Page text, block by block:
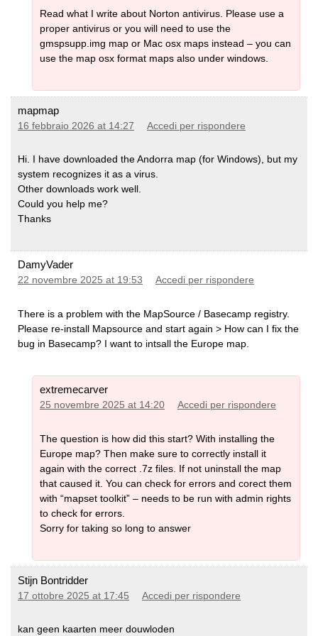
Lingua e Codepage
Default - Lingua locale Unicode. Tutte le etichette / nomi
delle strade sono esattamente come nel tag name di
OSM. Nota per ogni paese che usa il latino - il default sarà
latin1 e le opzioni sotto non sono disponibili. Un'eccezione
è la mappa del continente Sud America che è disponibile
anche l'unica opzione. Per i paesi europei che usano il
latino, se vuoi la versione inglese - puoi usare la mappa
del continente europeo che è disponibile in versione
inglese.
traduzione è disponibile in OSM, viene usata l'etichetta del
nome locale.
di Unicode viene usata la codifica locale. Quindi alcuni
caratteri potrebbero dover essere trascritti
automaticamente nella creazione. La codepage è sempre
Lingua inglese non Unicode
disponibile viene usata la traduzione in inglese o in altre
lingue europee da OSM. Altrimenti i nomi sono trascritti in
latino.
Garmin Edge x30 o più recente
Garmin ha introdotto una modalità ad alto contrasto
completamente rotta - che sbianca i colori delle mappe. O
disabiliti la modalità ad alto contrasto nella sezione
visibilità delle mappe. Oppure cancella il file
\Garmin\MapThemes\Mountain.kmtf (a volte chiamato
anche \Garmin\MapThemes\Mountains.kmtf ) (fai un back
firmware di luglio 2021 è necessario abilitare la modalità
Read what I write about Norton antivirus. Please use a
proper antivirus or you will need to use the
gmspsupp.img map or Mac osx maps instead – you can
use the map osx format maps also under windows.
mapmap
16 febbraio 2026 at 14:27 Accedi per rispondere
Hi. I have downloaded the Andorra map (for Windows), but my
system recognizes it as a virus.
Other downloads work well.
Could you help me?
Thanks
DamyVader
22 novembre 2025 at 19:53 Accedi per rispondere
There is a problem with the MapSource / Basecamp registry.
Please re-install Mapsource and start again > How can I fix the
bug in Basecamp? I want to intsall the Europe map.
extremecarver
25 novembre 2025 at 14:20 Accedi per rispondere
The question is how did this start? With installing the
Europe map? Then make sure to correctly install it
again with the correct .7z files. If not uninstall the map
that caused it. You can check for errors and corect them
with “mapset toolkit” – needs to be run with admin rights
to check for errors.
Sorry for taking so long to answer
Stijn Bontridder
17 ottobre 2025 at 17:45 Accedi per rispondere
kan geen kaarten meer douwloden